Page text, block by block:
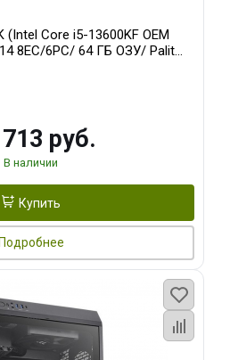
Core i5-13600KF OEM
8EC/6PC/ 64 ГБ ОЗУ/ Palit
16GB GDDR7 256bit 3xDP
руб.
В наличии
Купить
Подробнее